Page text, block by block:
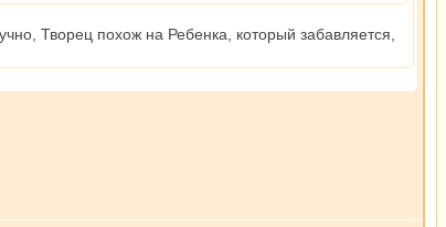
Творец похож на Ребенка, который забавляется,